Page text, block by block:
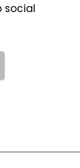
social